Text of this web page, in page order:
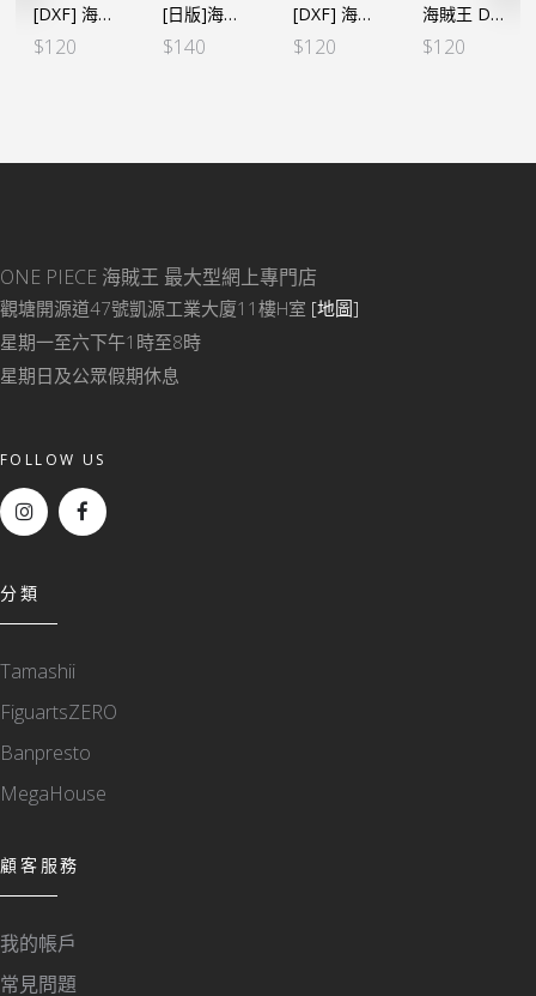
[DXF] 海賊王 THE GRANDLINE SERIES Dr. 貝加龐克 莉莉絲(惡)（行）
$120
[日版]海賊王 DXF～THE GRANDLINE SERIES～蛋頭島 娜美（日）
$140
[DXF] 海賊王 THE GRANDLINE MEN 第二十一彈 索柏（行）
$120
海賊王 DXF～THE GRANDLINE MEN vol.18 馬爾高（行）
$120
ONE PIECE 海賊王 最大型網上專門店
觀塘開源道47號凱源工業大廈11樓H室 [地圖]
星期一至六下午1時至8時
星期日及公眾假期休息
FOLLOW US
分類
Tamashii
FiguartsZERO
Banpresto
MegaHouse
顧客服務
我的帳戶
常見問題